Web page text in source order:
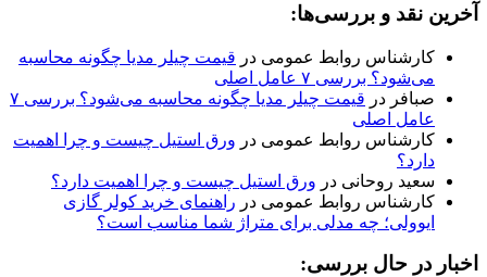
آخرین نقد و بررسی‌ها:
کارشناس روابط عمومی در قیمت چیلر مدیا چگونه محاسبه
می‌شود؟ بررسی ۷ عامل اصلی
صبافر در
قیمت چیلر مدیا چگونه محاسبه می‌شود؟ بررسی ۷
عامل اصلی
کارشناس روابط عمومی در ورق استیل چیست و چرا اهمیت
دارد؟
سعید روحانی در ورق استیل چیست و چرا اهمیت دارد؟
کارشناس روابط عمومی در راهنمای خرید کولر گازی
ایوولی؛ چه مدلی برای متراژ شما مناسب است؟
اخبار در حال بررسی: